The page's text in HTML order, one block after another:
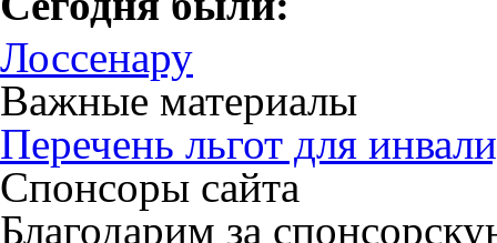
Лоссенару
Важные материалы
Перечень льгот для
Спонсоры сайта
Благодарим за